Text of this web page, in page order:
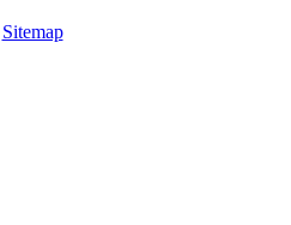
Sitemap